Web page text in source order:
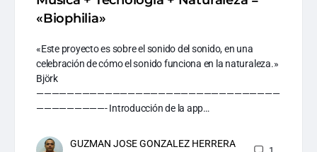
«Biophilia»
«Este proyecto es sobre el sonido del sonido, en una
celebración de cómo el sonido funciona en la naturaleza.»
Björk
————————————————————————————————
—————————- Introducción de la app…
GUZMAN JOSE GONZALEZ HERRERA